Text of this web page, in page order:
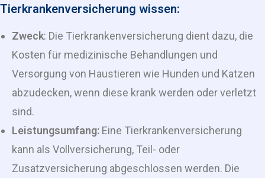
Tierkrankenversicherung wissen:
Zweck: Die Tierkrankenversicherung dient dazu, die
Kosten für medizinische Behandlungen und
Versorgung von Haustieren wie Hunden und Katzen
abzudecken, wenn diese krank werden oder verletzt
sind.
Leistungsumfang: Eine Tierkrankenversicherung
kann als Vollversicherung, Teil- oder
Zusatzversicherung abgeschlossen werden. Die